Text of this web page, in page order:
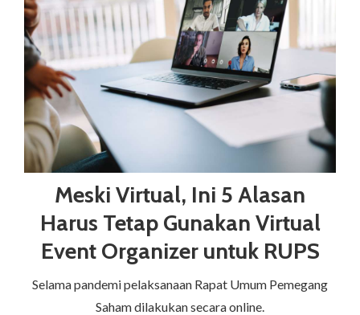
Meski Virtual, Ini 5 Alasan
Harus Tetap Gunakan Virtual
Event Organizer untuk RUPS
Selama pandemi pelaksanaan Rapat Umum Pemegang
Saham dilakukan secara online.